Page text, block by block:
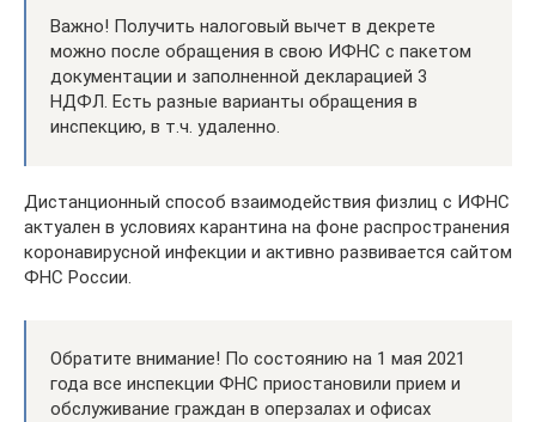
Важно! Получить налоговый вычет в декрете
можно после обращения в свою ИФНС с пакетом
документации и заполненной декларацией 3
НДФЛ. Есть разные варианты обращения в
инспекцию, в т.ч. удаленно.
Дистанционный способ взаимодействия физлиц с ИФНС
актуален в условиях карантина на фоне распространения
коронавирусной инфекции и активно развивается сайтом
ФНС России.
Обратите внимание! По состоянию на 1 мая 2021
года все инспекции ФНС приостановили прием и
обслуживание граждан в оперзалах и офисах